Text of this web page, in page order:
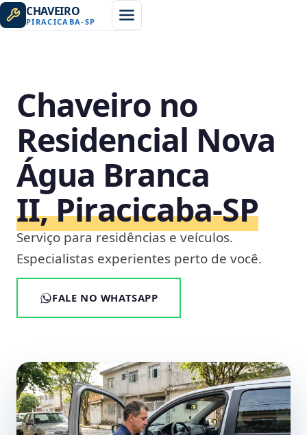
CHAVEIRO
PIRACICABA-SP
Chaveiro no
Residencial Nova
Água Branca
II, Piracicaba‑SP
Serviço para residências e veículos.
Especialistas experientes perto de você.
FALE NO WHATSAPP